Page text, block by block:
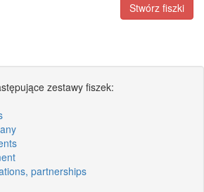
Stwórz fiszki
zestawy fiszek:
partnerships